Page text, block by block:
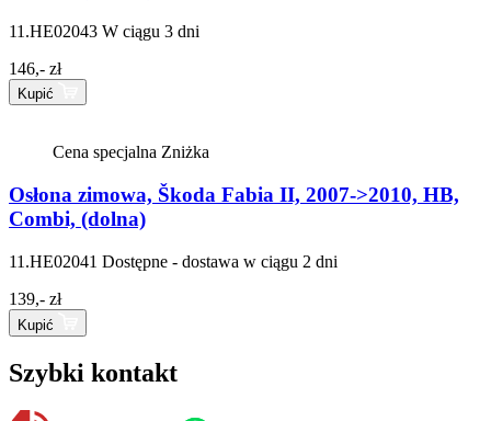
11.HE02043 W ciągu 3 dni
146,- zł
Kupić
Cena specjalna Zniżka
Osłona zimowa, Škoda Fabia II, 2007->2010, HB,
Combi, (dolna)
11.HE02041 Dostępne - dostawa w ciągu 2 dni
139,- zł
Kupić
Szybki kontakt